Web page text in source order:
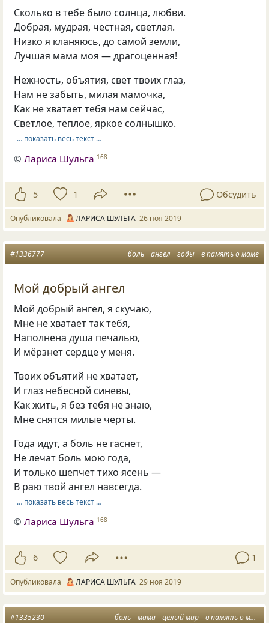
Сколько в тебе было солнца, любви.
Добрая, мудрая, честная, светлая.
Низко я кланяюсь, до самой земли,
Лучшая мама моя — драгоценная!
Нежность, объятия, свет твоих глаз,
Нам не забыть, милая мамочка,
Как не хватает тебя нам сейчас,
Светлое, тёплое, яркое солнышко.
… показать весь текст …
©Лариса Шульга 168
5 1 Обсудить
Опубликовала ЛАРИСА ШУЛЬГА 26 ноя 2019
боль ангел годы в память о маме
#1336777
Мой добрый ангел
Мой добрый ангел, я скучаю,
Мне не хватает так тебя,
Наполнена душа печалью,
И мёрзнет сердце у меня.
Твоих объятий не хватает,
И глаз небесной синевы,
Как жить, я без тебя не знаю,
Мне снятся милые черты.
Года идут, а боль не гаснет,
Не лечат боль мою года,
И только шепчет тихо ясень —
В раю твой ангел навсегда.
… показать весь текст …
©Лариса Шульга 168
6 1
Опубликовала ЛАРИСА ШУЛЬГА 29 ноя 2019
боль мама целый мир в память о маме
#1335230